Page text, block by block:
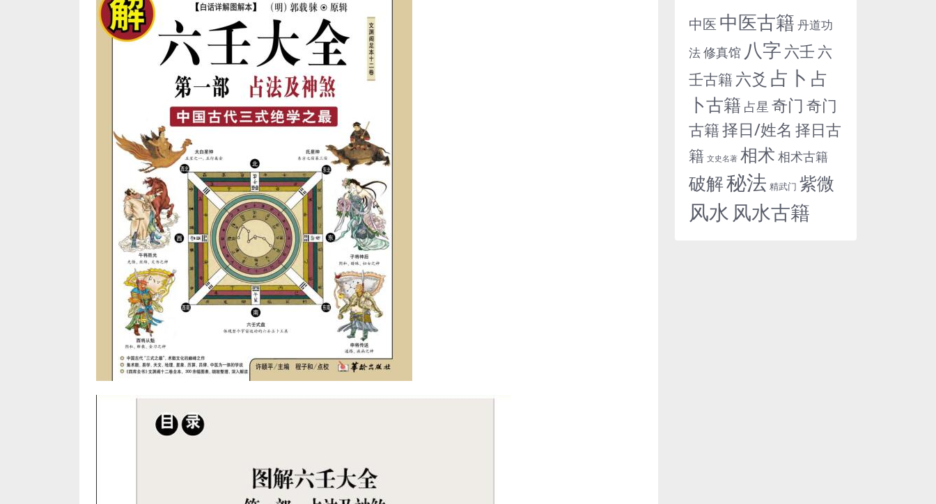
中医 中医古籍 丹道功
法修真馆 八字 六壬 六
壬古籍 六爻 占卜 占
卜古籍 占星 奇门 奇门
古籍择日/姓名 择日古
籍 文史名著 相术 相术古籍
破解秘法 精武门 紫微
风水 风水古籍